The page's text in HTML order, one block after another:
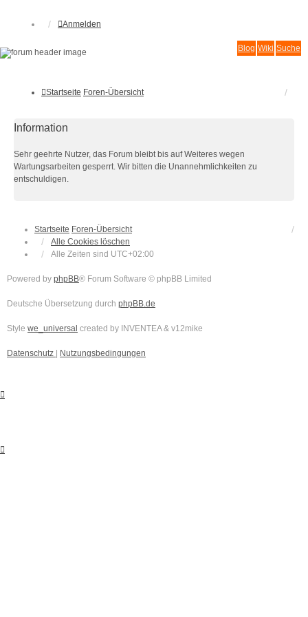
Anmelden
Blog Wiki Suche
Startseite Foren-Übersicht
Information
Sehr geehrte Nutzer, das Forum bleibt bis auf Weiteres wegen
Wartungsarbeiten gesperrt. Wir bitten die Unannehmlichkeiten zu
entschuldigen.
Startseite Foren-Übersicht
Alle Cookies löschen
Alle Zeiten sind UTC+02:00
Powered by phpBB® Forum Software © phpBB Limited
Deutsche Übersetzung durch phpBB.de
Style we_universal created by INVENTEA & v12mike
Datenschutz Nutzungsbedingungen